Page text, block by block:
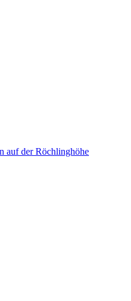
auf der Röchlinghöhe